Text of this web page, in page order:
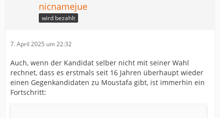
nicnamejue
wird bezahlt
7. April 2025 um 22:32
Auch, wenn der Kandidat selber nicht mit seiner Wahl
rechnet, dass es erstmals seit 16 Jahren überhaupt wieder
einen Gegenkandidaten zu Moustafa gibt, ist immerhin ein
Fortschritt: